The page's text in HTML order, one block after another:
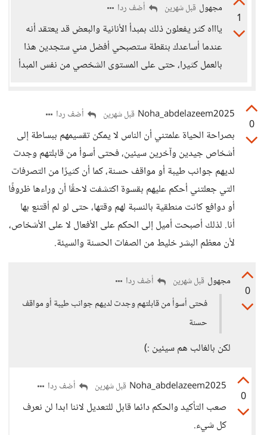
1
مجهول قبل شهرين أضف ردا
ياااه كثر يفعلون ذلك بمبدأ الأنانية والبعض قد يعتقد أنه
عندما أساعدك بنقطة ستصبحي أفضل مني ستجدين هذا
بالعمل كثيرا، حتى على المستوى الشخصي من نفس المبدأ
0
Noha_abdelazeem2025 قبل شهرين أضف ردا
بصراحة الحياة علمتني أن الناس لا يمكن تقسيمهم ببساطة إلى
أشخاص جيدين وآخرين سيئين، فحتى أسوأ من قابلتهم وجدت
لديهم جوانب طيبة أو مواقف حسنة، كما أن كثيرًا من التصرفات
التي جعلتني أحكم عليهم بقسوة اكتشفت لاحقًا أن وراءها ظروفًا
أو دوافع كانت منطقية بالنسبة لهم وقتها، حتى لو لم أقتنع بها
أنا. لذلك أصبحت أميل إلى الحكم على الأفعال لا على الأشخاص،
لأن معظم البشر خليط من الصفات الحسنة والسيئة.
0
مجهول قبل شهرين
أضف ردا
فحتى أسوأ من قابلتهم وجدت لديهم جوانب طيبة أو مواقف
حسنة
لكن بالغالب هم سيئين :)
0
Noha_abdelazeem2025 قبل شهرين أضف ردا
صعب التأكيد والحكم دائما قابل للتعديل لاننا ابدا لن نعرف
كل شيء.